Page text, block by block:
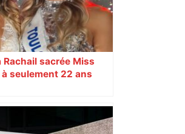
Rachail sacrée Miss
seulement 22 ans